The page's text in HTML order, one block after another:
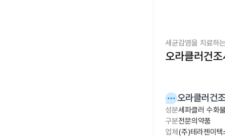
세균감염을 치료하
오라클러건
오라클러
성분세파클러 수화
구분전문의약품
업체 (주)테라젠이텍